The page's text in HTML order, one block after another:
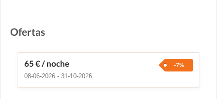
Ofertas
65 €/ noche
-7%
08-06-2026 - 31-10-2026